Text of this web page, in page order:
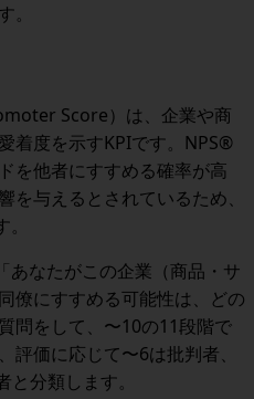
。
Score）は、企業や商
着度を示すKPIです。NPS®
を他者にすすめる確率が高
を与えるとされているため、
あなたがこの企業（商品・サ
僚にすすめる可能性は、どの
問をして、〜10の11段階で
価に応じて〜6は批判者、
分類します。